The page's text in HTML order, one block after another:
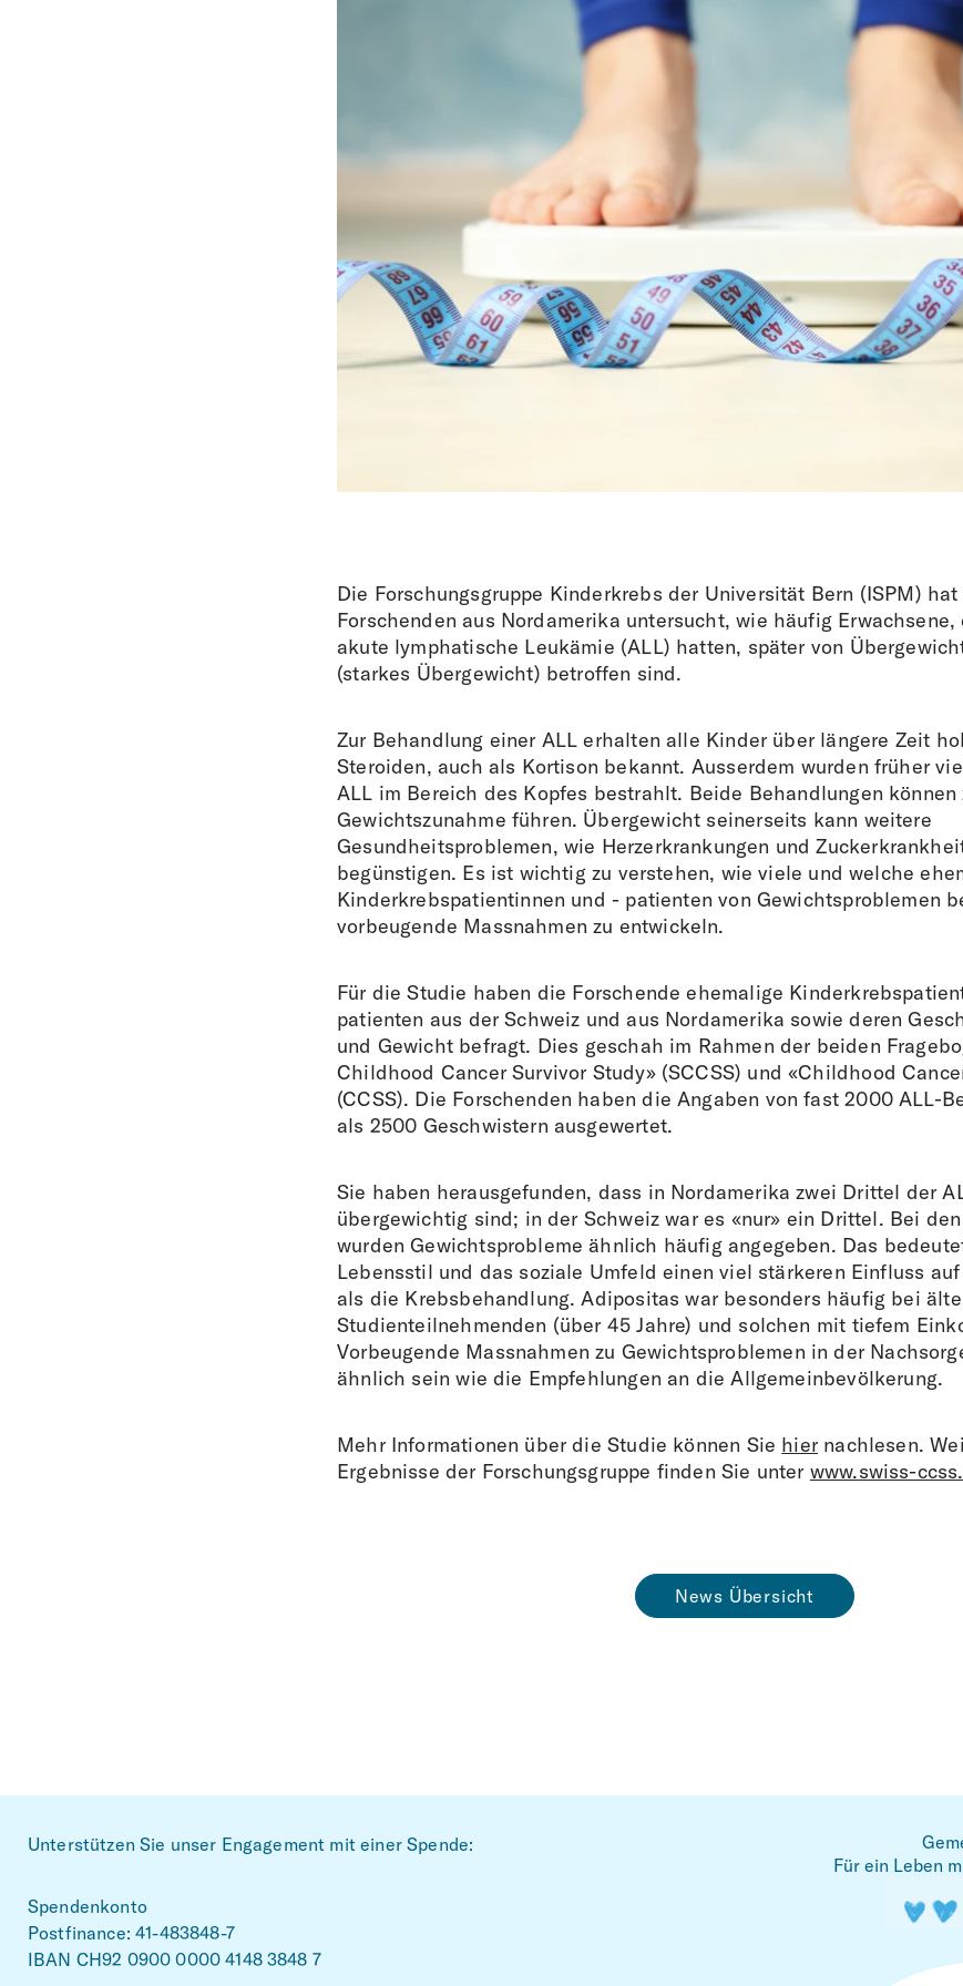
Die Forschungsgruppe Kinderkrebs der Universität Bern (ISPM)
Forschenden aus Nordamerika untersucht, wie häufig
akute lymphatische Leukämie (ALL) hatten, später von
(starkes Übergewicht) betroffen sind.
Zur Behandlung einer ALL erhalten alle Kinder über längere Zeit
Steroiden, auch als Kortison bekannt. Ausserdem wurden früher
ALL im Bereich des Kopfes bestrahlt. Beide Behandlungen können
Gewichtszunahme führen. Übergewicht seinerseits kann weitere
Gesundheitsproblemen, wie Herzerkrankungen und
begünstigen. Es ist wichtig zu verstehen, wie viele und welche
Kinderkrebspatientinnen und - patienten von Gewichtsproblemen
vorbeugende Massnahmen zu entwickeln.
Für die Studie haben die Forschende ehemalige
patienten aus der Schweiz und aus Nordamerika sowie deren
und Gewicht befragt. Dies geschah im Rahmen der beiden
Childhood Cancer Survivor Study» (SCCSS) und «Childhood
(CCSS). Die Forschenden haben die Angaben von fast 2000 ALL-
als 2500 Geschwistern ausgewertet.
Sie haben herausgefunden, dass in Nordamerika zwei Drittel der
übergewichtig sind; in der Schweiz war es «nur» ein Drittel. Bei
wurden Gewichtsprobleme ähnlich häufig angegeben. Das
Lebensstil und das soziale Umfeld einen viel stärkeren Einfluss
als die Krebsbehandlung. Adipositas war besonders häufig bei
Studienteilnehmenden (über 45 Jahre) und solchen mit tiefem
Vorbeugende Massnahmen zu Gewichtsproblemen in der
ähnlich sein wie die Empfehlungen an die Allgemeinbevölkerung.
Mehr Informationen über die Studie können Sie hier nachlesen.
Ergebnisse der Forschungsgruppe finden Sie unter www.swiss-
News Übersicht
Footer
Unterstützen Sie unser Engagement mit einer Spende:
Spendenkonto
Postfinance: 41-483848-7
IBAN CH92 0900 0000 4148 3848 7
Für ein Leben